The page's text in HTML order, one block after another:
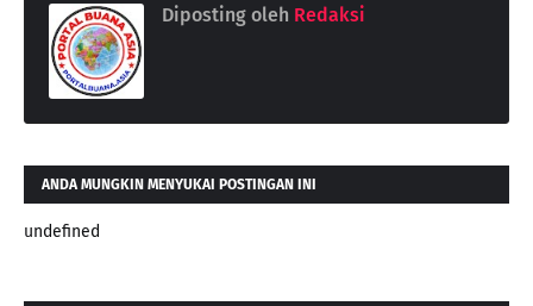
Diposting oleh Redaksi
ANDA MUNGKIN MENYUKAI POSTINGAN INI
undefined